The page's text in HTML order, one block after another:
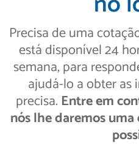
Precisa de uma
está disponível 24
semana, para
ajudá-lo a obter as
precisa. Entre em
nós lhe daremos